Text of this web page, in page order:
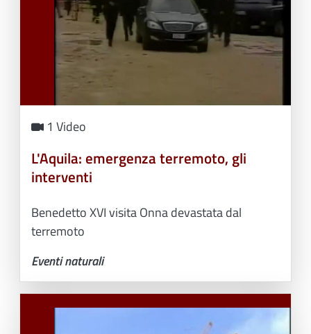
1 Video
L'Aquila: emergenza terremoto, gli
interventi
Benedetto XVI visita Onna devastata dal
terremoto
Eventi naturali